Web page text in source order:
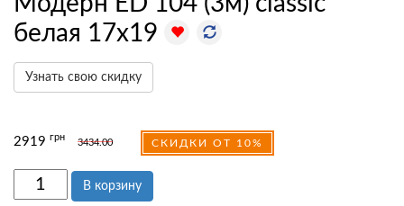
белая 17х19
Узнать свою скидку
2919 грн
3434.00 СКИДКИ ОТ 10%
В корзину